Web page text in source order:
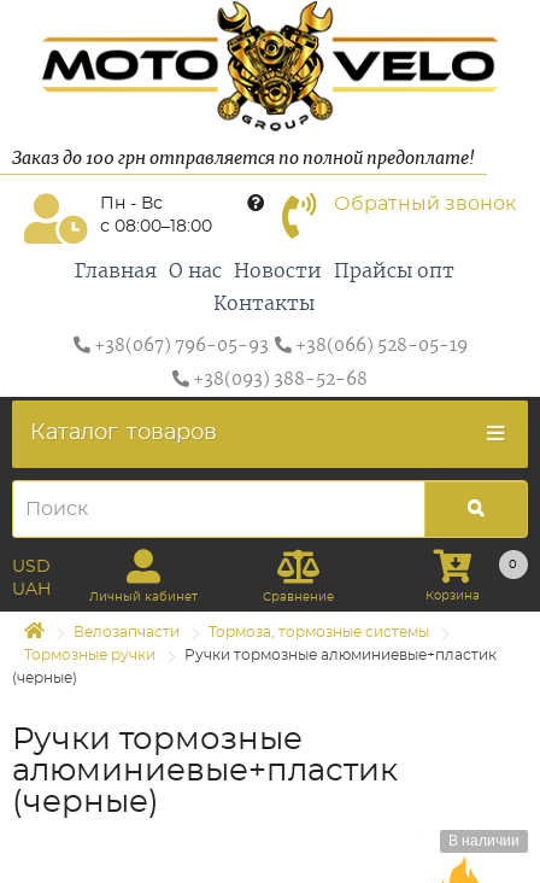
Заказ до 100 грн отправляется по полной предоплате!
Пн - Вс
с 08:00–18:00
Обратный звонок
Главная О нас Новости
Прайсы опт
Контакты
+38(067) 796-05-93
+38(066) 528-05-19
+38(093) 388-52-68
Каталог товаров
USD
UAH
Личный кабинет Сравнение
0
Корзина
Велозапчасти
Тормоза, тормозные системы
Тормозные ручки
Ручки тормозные алюминиевые+пластик
(черные)
Ручки тормозные
алюминиевые+пластик
(черные)
В наличии